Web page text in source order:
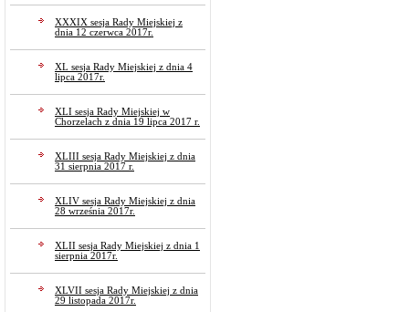
XXXIX sesja Rady Miejskiej z
dnia 12 czerwca 2017r.
XL sesja Rady Miejskiej z dnia 4
lipca 2017r.
XLI sesja Rady Miejskiej w
Chorzelach z dnia 19 lipca 2017 r.
XLIII sesja Rady Miejskiej z dnia
31 sierpnia 2017 r.
XLIV sesja Rady Miejskiej z dnia
28 września 2017r.
XLII sesja Rady Miejskiej z dnia 1
sierpnia 2017r.
XLVII sesja Rady Miejskiej z dnia
29 listopada 2017r.